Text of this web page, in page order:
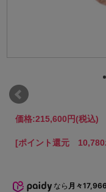
価格:215,600円(税込)
[ポイント還元 10,780
なら 月々